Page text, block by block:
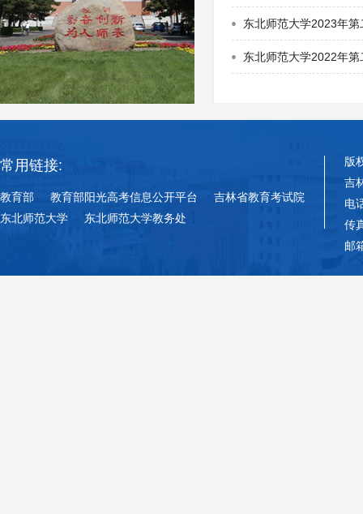
东北师范大学2023年
东北师范大学2022年
常用链接:
教育部 教育部阳光高考信息公开平台
吉林省教育考试院
东北师范大学
东北师范大学教务处
版
吉
电
传
邮